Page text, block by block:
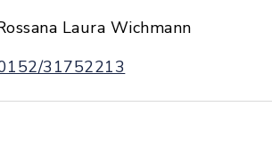
Laura Wichmann
31752213